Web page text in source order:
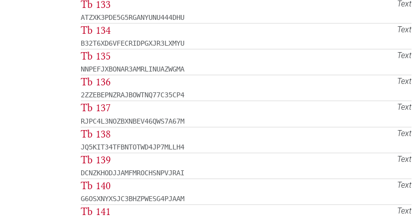
Text
Tb 133
ATZXK3PDE5G5RGANYUNU444DHU
Text
Tb 134
B32T6XD6VFECRIDPGXJR3LXMYU
Text
Tb 135
NNPEFJXBONAR3AMRLINUAZWGMA
Text
Tb 136
2ZZEBEPNZRAJBOWTNQ77C35CP4
Text
Tb 137
RJPC4L3NOZBXNBEV46QWS7A67M
Text
Tb 138
JQ5KIT34TFBNTOTWD4JP7MLLH4
Text
Tb 139
DCNZKHODJJAMFMROCHSNPVJRAI
Text
Tb 140
G6OSXNYXSJC3BHZPWESG4PJAAM
Text
Tb 141